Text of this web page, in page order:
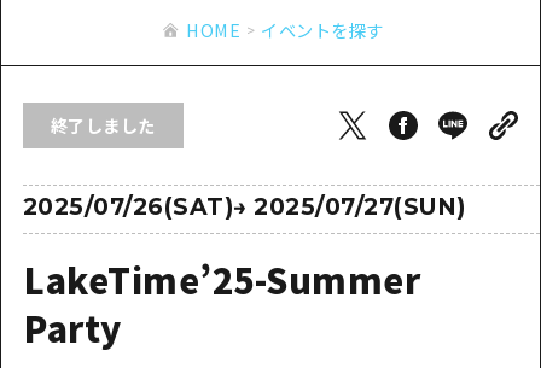
ナイトライフ
世界遺産
学び・体験
歴史・文化
安芸
備後
宮島周辺
山口県東部
備北
宮島周辺
山口県東部
愛媛県
島根県
アクセス
二次交通まとめ
施設の混雑状況のお知らせ
手荷物預かり・配送サービス
HOME
お問い合わせ
事業者・学校関係者の皆さま
HOME イベントを探す
終了しました
2025/07/26(SAT)→2025/07/27(SUN)
LakeTime’25-Summer
Party